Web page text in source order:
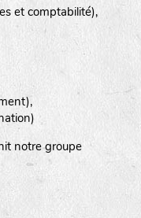
et comptabilité),
notre groupe